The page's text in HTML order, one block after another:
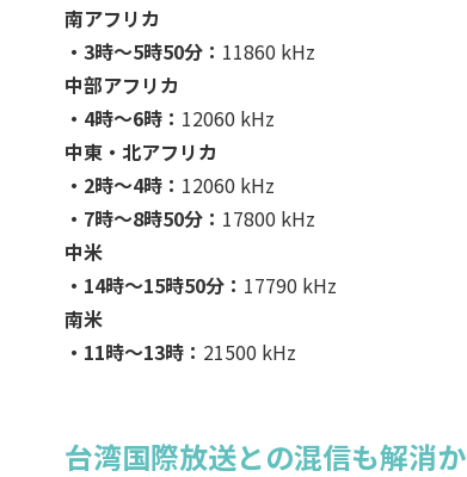
南アフリカ
・3時〜5時50分： 11860 kHz
中部アフリカ
・4時〜6時： 12060 kHz
中東・北アフリカ
・2時〜4時： 12060 kHz
・7時〜8時50分： 17800 kHz
中米
・14時〜15時50分： 17790 kHz
南米
・11時〜13時： 21500 kHz
台湾国際放送との混信も解消か